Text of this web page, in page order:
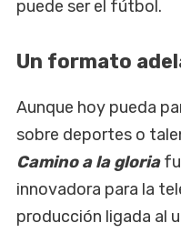
puede ser el fútbol.
Un formato
Aunque hoy pueda
sobre deportes o
Camino a la gloria
innovadora para la
producción ligada al